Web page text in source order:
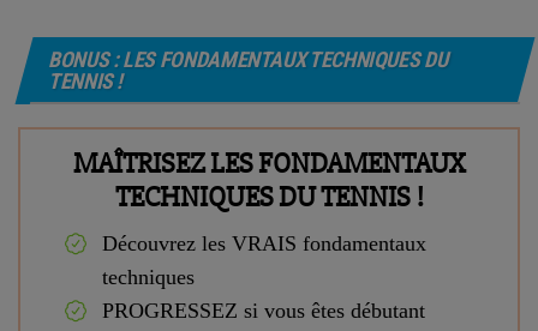
BONUS : LES FONDAMENTAUX TECHNIQUES DU
TENNIS !